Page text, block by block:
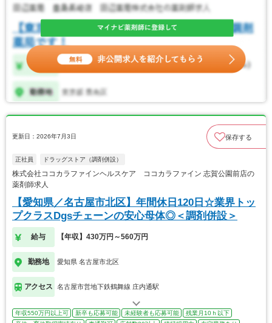
更新日：2026年7月3日 保存する
正社員 ドラッグストア（調剤併設）
株式会社ココカラファインヘルスケア ココカラファイン 志賀公園前店の
薬剤師求人
【愛知県／名古屋市北区】年間休日120日☆業界トッ
プクラスDgsチェーンの安心母体◎＜調剤併設＞
給与 【年収】430万円～560万円
勤務地 愛知県 名古屋市北区
アクセス 名古屋市営地下鉄鶴舞線 庄内通駅
年収550万円以上可 新卒も応募可能 未経験者も応募可能
残業月10ｈ以下